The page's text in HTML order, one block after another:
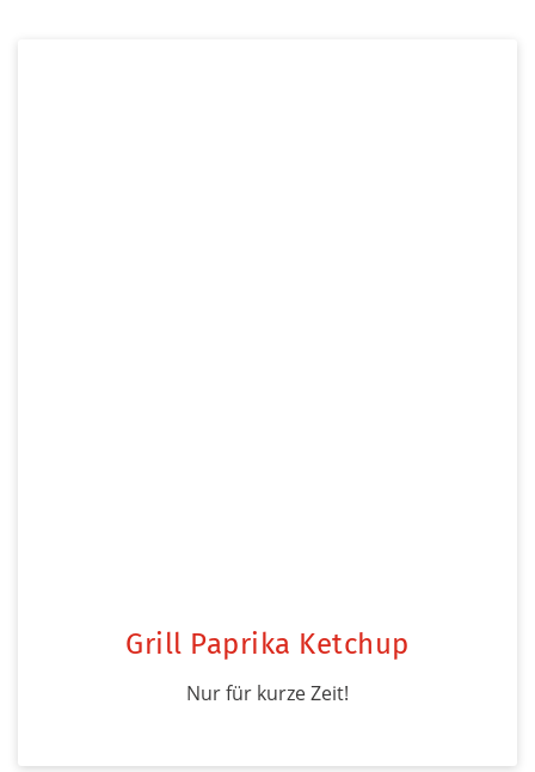
Grill Paprika Ketchup
Nur für kurze Zeit!